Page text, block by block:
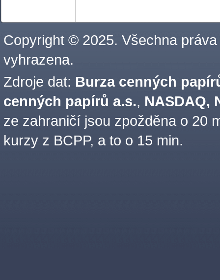
Copyright © 2025. Všechna práva
vyhrazena.
Zdroje dat: Burza cenných
cenných papírů a.s., NASDAQ,
ze zahraničí jsou zpožděna o 20
kurzy z BCPP, a to o 15 min.